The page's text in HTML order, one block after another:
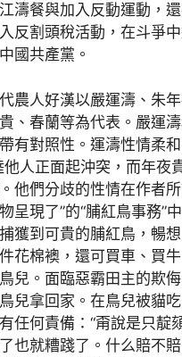
濤餐與加入反動運動，
反割頭稅活動，在斗爭
國共產黨。
農人好漢以嚴運濤、朱
、春蘭等為代表。嚴運
有對照性。運濤性情柔
他人正面起沖突，而年夜
他們分歧的性情在作者
呈現了”的“脯紅鳥事務”
獲到可貴的脯紅鳥，暢
花棉襖，還可買車、買
兒。面臨惡霸田主的欺
兒拿回家。在鳥兒被貓
任何責備：“甭說是只靛
也就糟踐了。什么賠不